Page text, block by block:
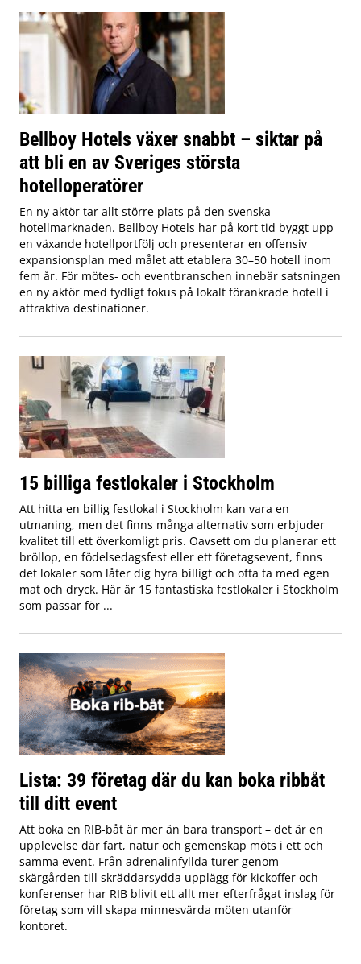
Bellboy Hotels växer snabbt – siktar på
att bli en av Sveriges största
hotelloperatörer
En ny aktör tar allt större plats på den svenska
hotellmarknaden. Bellboy Hotels har på kort tid byggt upp
en växande hotellportfölj och presenterar en offensiv
expansionsplan med målet att etablera 30–50 hotell inom
fem år. För mötes- och eventbranschen innebär satsningen
en ny aktör med tydligt fokus på lokalt förankrade hotell i
attraktiva destinationer.
15 billiga festlokaler i Stockholm
Att hitta en billig festlokal i Stockholm kan vara en
utmaning, men det finns många alternativ som erbjuder
kvalitet till ett överkomligt pris. Oavsett om du planerar ett
bröllop, en födelsedagsfest eller ett företagsevent, finns
det lokaler som låter dig hyra billigt och ofta ta med egen
mat och dryck. Här är 15 fantastiska festlokaler i Stockholm
som passar för ...
Lista: 39 företag där du kan boka ribbåt
till ditt event
Att boka en RIB-båt är mer än bara transport – det är en
upplevelse där fart, natur och gemenskap möts i ett och
samma event. Från adrenalinfyllda turer genom
skärgården till skräddarsydda upplägg för kickoffer och
konferenser har RIB blivit ett allt mer efterfrågat inslag för
företag som vill skapa minnesvärda möten utanför
kontoret.